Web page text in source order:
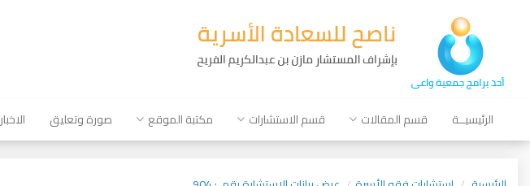
الرئيسيــة قسم المقالات قسم الاستشارات مكتبة الموقع صورة وتعليق الاخبار